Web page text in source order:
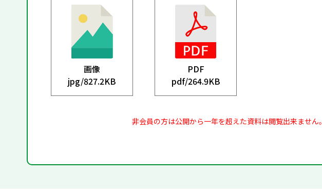
画像
jpg/827.2KB
PDF
pdf/264.9KB
非会員の方は公開から一年を超えた資料は閲覧出来ません。